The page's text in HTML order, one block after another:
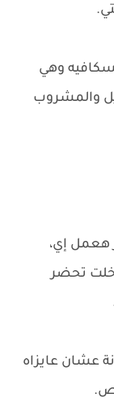
وهي
والمشروب
هعمل إي،
تحضر
عشان عايزاه